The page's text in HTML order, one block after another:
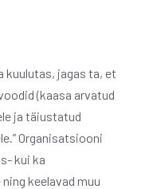
kuulutas, jagas ta, et
(kaasa arvatud
ja täiustatud
Organisatsiooni
kui ka
keelavad muu